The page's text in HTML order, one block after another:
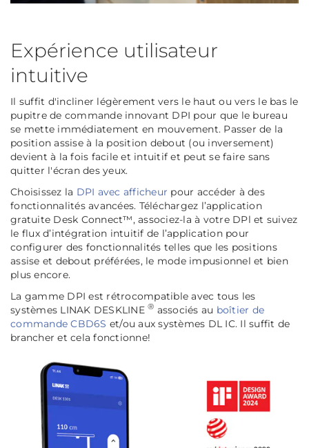
Expérience utilisateur
intuitive
Il suffit d'incliner légèrement vers le haut ou vers le bas le
pupitre de commande innovant DPI pour que le bureau
se mette immédiatement en mouvement. Passer de la
position assise à la position debout (ou inversement)
devient à la fois facile et intuitif et peut se faire sans
quitter l'écran des yeux.
Choisissez la DPI avec afficheur pour accéder à des
fonctionnalités avancées. Téléchargez l’application
gratuite Desk Connect™, associez-la à votre DPl et suivez
le flux d’intégration intuitif de l’application pour
configurer des fonctionnalités telles que les positions
assise et debout préférées, le mode impusionnel et bien
plus encore.
La gamme DPI est rétrocompatible avec tous les
systèmes LINAK DESKLINE ® associés au boîtier de
commande CBD6S et/ou aux systèmes DL IC. Il suffit de
brancher et cela fonctionne!